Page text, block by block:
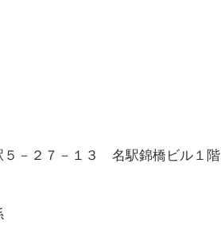
５－２７－１３ 名駅錦橋ビル１階